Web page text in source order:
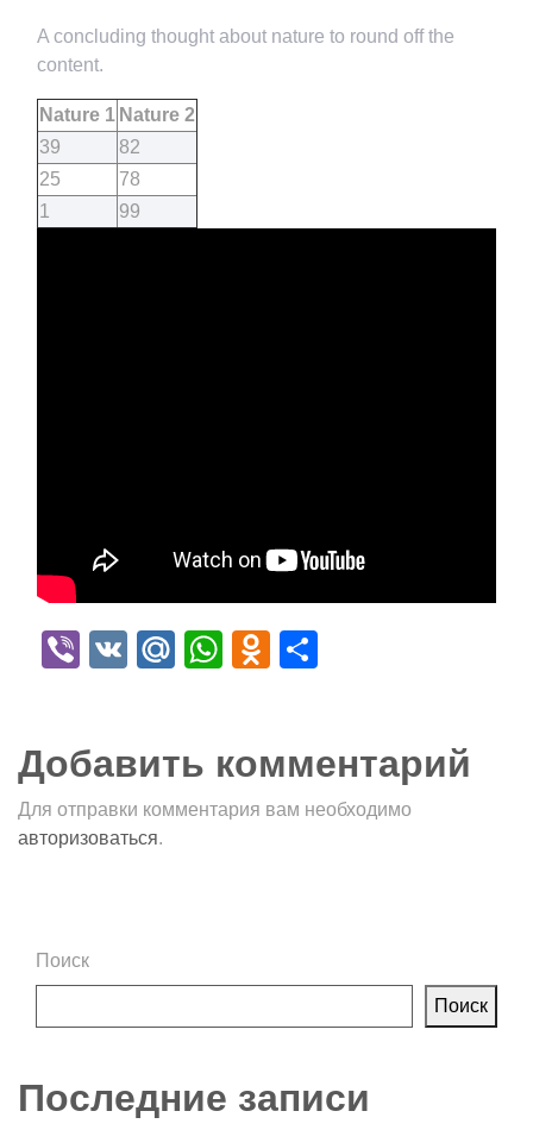
A concluding thought about nature to round off the
content.
Nature 1 Nature 2
39
82
25
78
1
99
Viber
VK Mail.Ru
WhatsApp
Odnoklassniki
Добавить комментарий
Для отправки комментария вам необходимо
авторизоваться.
Поиск
Поиск
Последние записи